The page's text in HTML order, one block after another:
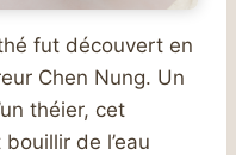
fut découvert en
Chen Nung. Un
théier, cet
de l’eau